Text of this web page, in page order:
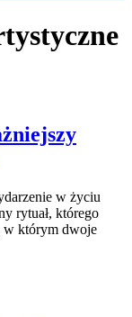
w życiu
rytuał, którego
w którym dwoje